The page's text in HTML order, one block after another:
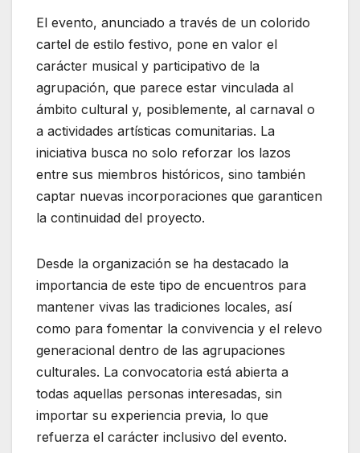
El evento, anunciado a través de un colorido
cartel de estilo festivo, pone en valor el
carácter musical y participativo de la
agrupación, que parece estar vinculada al
ámbito cultural y, posiblemente, al carnaval o
a actividades artísticas comunitarias. La
iniciativa busca no solo reforzar los lazos
entre sus miembros históricos, sino también
captar nuevas incorporaciones que garanticen
la continuidad del proyecto.
Desde la organización se ha destacado la
importancia de este tipo de encuentros para
mantener vivas las tradiciones locales, así
como para fomentar la convivencia y el relevo
generacional dentro de las agrupaciones
culturales. La convocatoria está abierta a
todas aquellas personas interesadas, sin
importar su experiencia previa, lo que
refuerza el carácter inclusivo del evento.